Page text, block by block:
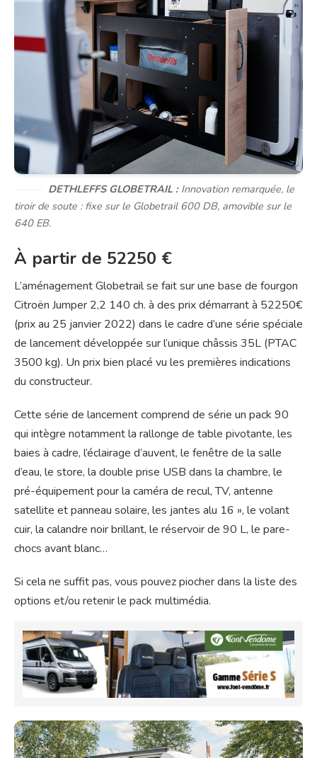
DETHLEFFS GLOBETRAIL : Innovation remarquée, le
tiroir de soute : fixe sur le Globetrail 600 DB, amovible sur le
640 EB.
À partir de 52250 €
L’aménagement Globetrail se fait sur une base de fourgon
Citroën Jumper 2,2 140 ch. à des prix démarrant à 52250€
(prix au 25 janvier 2022) dans le cadre d’une série spéciale
de lancement développée sur l’unique châssis 35L (PTAC
3500 kg). Un prix bien placé vu les premières indications
du constructeur.
Cette série de lancement comprend de série un pack 90
qui intègre notamment la rallonge de table pivotante, les
baies à cadre, l’éclairage d’auvent, le fenêtre de la salle
d’eau, le store, la double prise USB dans la chambre, le
pré-équipement pour la caméra de recul, TV, antenne
satellite et panneau solaire, les jantes alu 16 », le volant
cuir, la calandre noir brillant, le réservoir de 90 L, le pare-
chocs avant blanc…
Si cela ne suffit pas, vous pouvez piocher dans la liste des
options et/ou retenir le pack multimédia.